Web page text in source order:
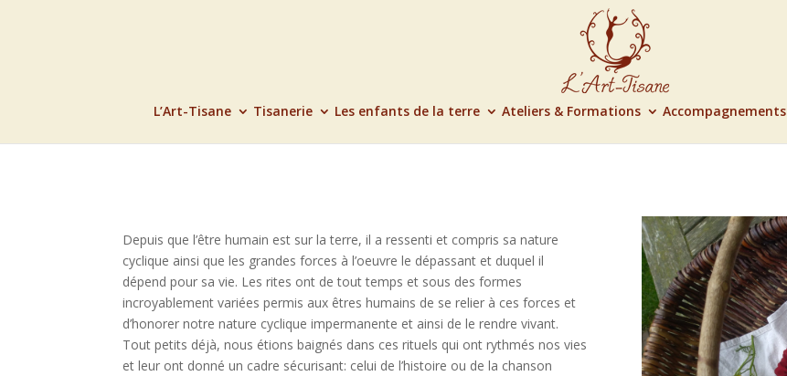
L’Art-Tisane Tisanerie Les enfants de la terre Ateliers & Formations Accompagnements
Depuis que l’être humain est sur la terre, il a ressenti et compris sa nature
cyclique ainsi que les grandes forces à l’oeuvre le dépassant et duquel il
dépend pour sa vie. Les rites ont de tout temps et sous des formes
incroyablement variées permis aux êtres humains de se relier à ces forces et
d’honorer notre nature cyclique impermanente et ainsi de le rendre vivant.
Tout petits déjà, nous étions baignés dans ces rituels qui ont rythmés nos vies
et leur ont donné un cadre sécurisant: celui de l’histoire ou de la chanson